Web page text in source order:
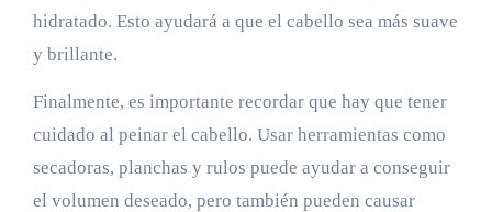
hidratado. Esto ayudará a que el cabello sea más suave
y brillante.
Finalmente, es importante recordar que hay que tener
cuidado al peinar el cabello. Usar herramientas como
secadoras, planchas y rulos puede ayudar a conseguir
el volumen deseado, pero también pueden causar